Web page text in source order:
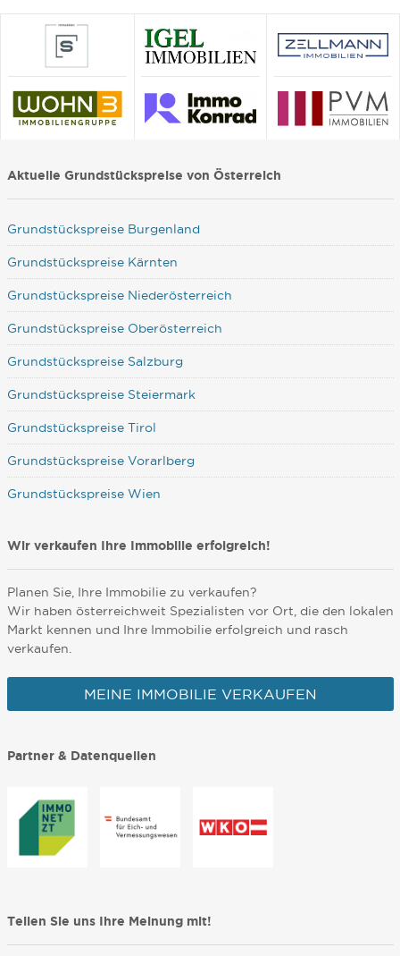
Aktuelle Grundstückspreise von Österreich
Grundstückspreise Burgenland
Grundstückspreise Kärnten
Grundstückspreise Niederösterreich
Grundstückspreise Oberösterreich
Grundstückspreise Salzburg
Grundstückspreise Steiermark
Grundstückspreise Tirol
Grundstückspreise Vorarlberg
Grundstückspreise Wien
Wir verkaufen Ihre Immobilie erfolgreich!
Planen Sie, Ihre Immobilie zu verkaufen?
Wir haben österreichweit Spezialisten vor Ort, die den lokalen
Markt kennen und Ihre Immobilie erfolgreich und rasch
verkaufen.
MEINE IMMOBILIE VERKAUFEN
Partner & Datenquellen
Teilen Sie uns Ihre Meinung mit!